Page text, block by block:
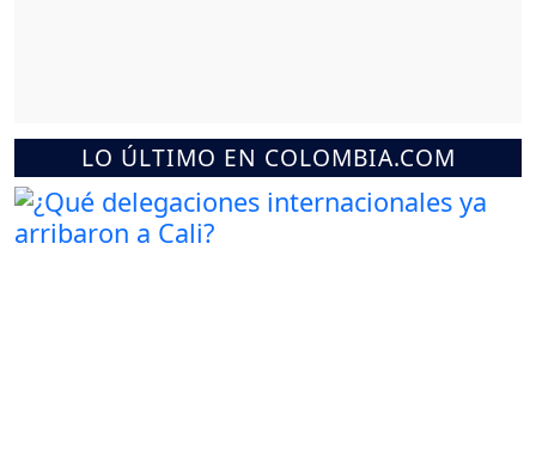
LO ÚLTIMO EN COLOMBIA.COM